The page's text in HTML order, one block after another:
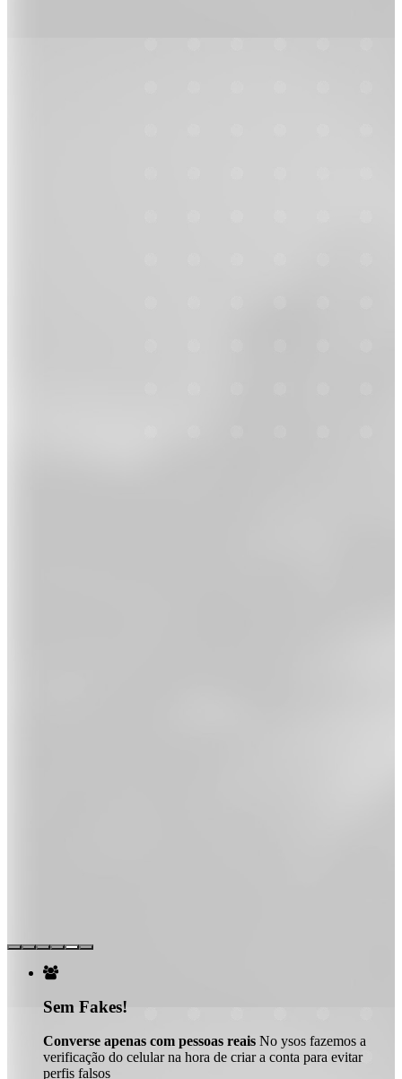

Sem Fakes!
Converse apenas com pessoas reais No ysos fazemos a
verificação do celular na hora de criar a conta para evitar
perfis falsos